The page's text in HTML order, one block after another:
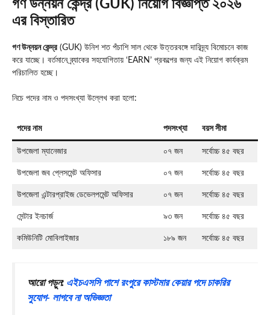
গণ উন্নয়ন কেন্দ্র (GUK) নিয়োগ বিজ্ঞপ্তি ২০২৬
এর বিস্তারিত
গণ উন্নয়ন কেন্দ্র (GUK) উনিশ শত পঁচাশি সাল থেকে উত্তরবঙ্গে দারিদ্র্য বিমোচনে কাজ
করে যাচ্ছে। বর্তমানে ব্র্যাকের সহযোগিতায় ‘EARN’ প্রকল্পের জন্য এই নিয়োগ কার্যক্রম
পরিচালিত হচ্ছে।
নিচে পদের নাম ও পদসংখ্যা উল্লেখ করা হলো:
পদের নাম পদসংখ্যা বয়স সীমা
উপজেলা ম্যানেজার ০৭ জন সর্বোচ্চ ৪৫ বছর
উপজেলা জব প্লেসমেন্ট অফিসার ০৭ জন সর্বোচ্চ ৪৫ বছর
উপজেলা এন্টারপ্রাইজ ডেভেলপমেন্ট অফিসার ০৭ জন সর্বোচ্চ ৪৫ বছর
সেন্টার ইনচার্জ ৯৩ জন সর্বোচ্চ ৪৫ বছর
কমিউনিটি মোবিলাইজার ১৮৯ জন সর্বোচ্চ ৪৫ বছর
আরো পড়ুন: এইচএসসি পাশে রংপুরে কাস্টমার কেয়ার পদে চাকরির
সুযোগ- লাগবে না অভিজ্ঞতা